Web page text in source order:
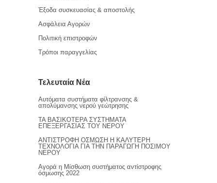
Έξοδα συσκευασίας & αποστολής
Ασφάλεια Αγορών
Πολιτική επιστροφών
Τρόποι παραγγελίας
Τελευταία Νέα
Αυτόματα συστήματα φίλτρανσης &
απολύμανσης νερού γεώτρησης
ΤΑ ΒΑΣΙΚΟΤΕΡΑ ΣΥΣΤΗΜΑΤΑ
ΕΠΕΞΕΡΓΑΣΙΑΣ ΤΟΥ ΝΕΡΟΥ
ΑΝΤΙΣΤΡΟΦΗ ΟΣΜΩΣΗ Η ΚΑΛΥΤΕΡΗ
ΤΕΧΝΟΛΟΓΙΑ ΓΙΑ ΤΗΝ ΠΑΡΑΓΩΓΗ ΠΟΣΙΜΟΥ
ΝΕΡΟΥ
Αγορά η Μίσθωση συστήματος αντίστροφης
όσμωσης 2022